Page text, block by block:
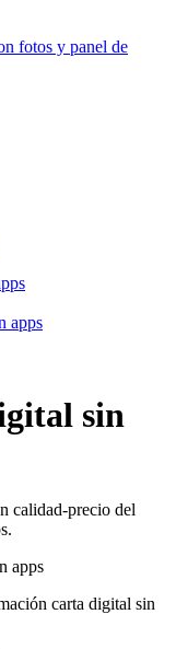
fotos y panel de
apps
sin
calidad-precio del
apps
carta digital sin